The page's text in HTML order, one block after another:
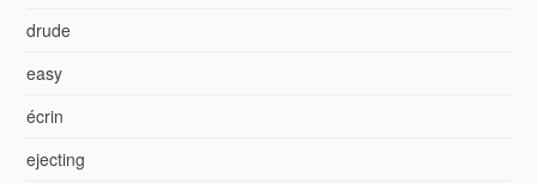
drude
easy
écrin
ejecting